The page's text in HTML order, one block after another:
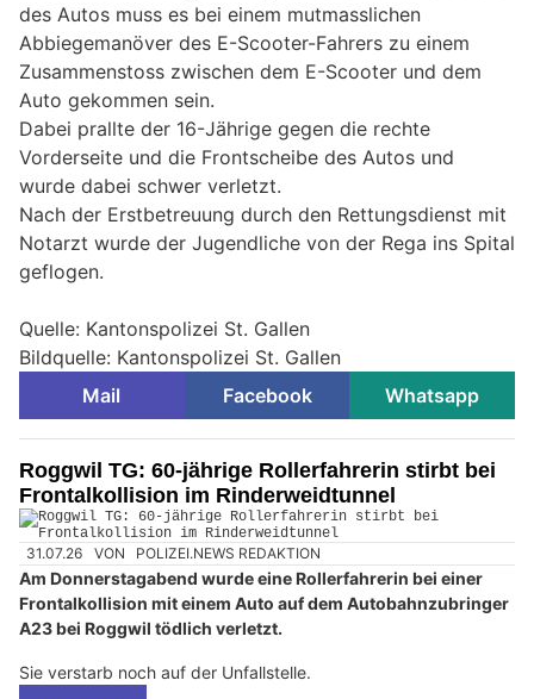
des Autos muss es bei einem mutmasslichen
Abbiegemanöver des E-Scooter-Fahrers zu einem
Zusammenstoss zwischen dem E-Scooter und dem
Auto gekommen sein.
Dabei prallte der 16-Jährige gegen die rechte
Vorderseite und die Frontscheibe des Autos und
wurde dabei schwer verletzt.
Nach der Erstbetreuung durch den Rettungsdienst mit
Notarzt wurde der Jugendliche von der Rega ins Spital
geflogen.
Quelle: Kantonspolizei St. Gallen
Bildquelle: Kantonspolizei St. Gallen
Mail
Facebook Whatsapp
Roggwil TG: 60-jährige Rollerfahrerin stirbt bei
Frontalkollision im Rinderweidtunnel
31.07.26 VON POLIZEI.NEWS REDAKTION
Am Donnerstagabend wurde eine Rollerfahrerin bei einer
Frontalkollision mit einem Auto auf dem Autobahnzubringer
A23 bei Roggwil tödlich verletzt.
Sie verstarb noch auf der Unfallstelle.